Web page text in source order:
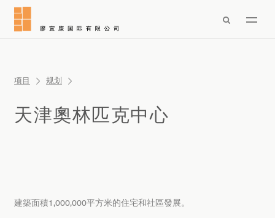

项目 规划
天津奧林匹克中心
建築面積1,000,000平方米的住宅和社區發展。